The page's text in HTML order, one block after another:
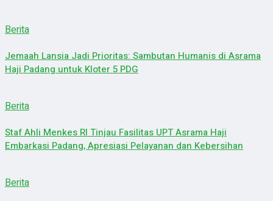
Berita
Jemaah Lansia Jadi Prioritas: Sambutan Humanis di Asrama
Haji Padang untuk Kloter 5 PDG
Berita
Staf Ahli Menkes RI Tinjau Fasilitas UPT Asrama Haji
Embarkasi Padang, Apresiasi Pelayanan dan Kebersihan
Berita